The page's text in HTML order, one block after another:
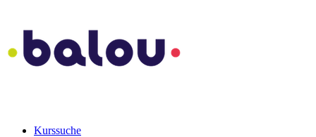
Kurssuche